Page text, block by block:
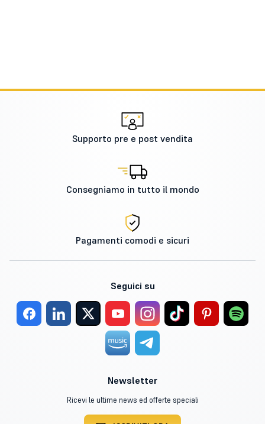
Supporto pre e post vendita
Consegniamo in tutto il mondo
Pagamenti comodi e sicuri
Seguici su
Newsletter
Ricevi le ultime news ed offerte speciali